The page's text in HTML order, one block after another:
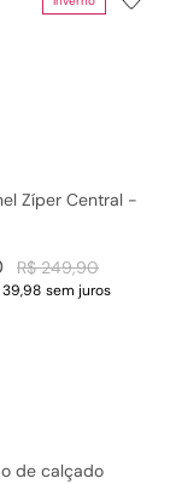
Zíper Central -
R$ 249,90
39,98 sem juros
de calçado